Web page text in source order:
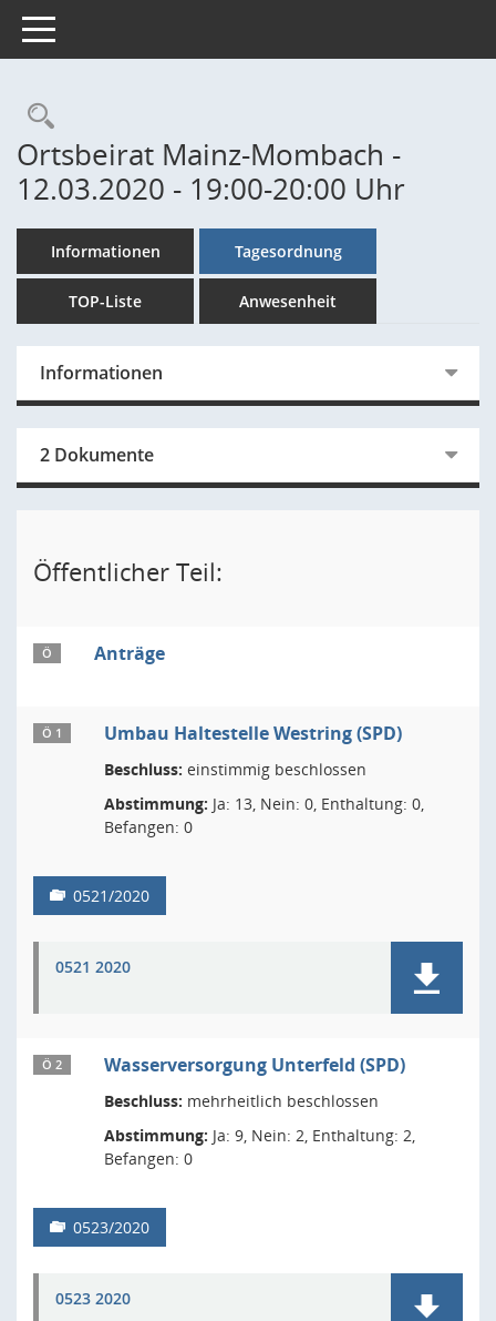
Toggle navigation
Rechercheauswahl
Ortsbeirat Mainz-Mombach -
12.03.2020 - 19:00-20:00 Uhr
Informationen Tagesordnung
TOP-Liste Anwesenheit
Informationen
2 Dokumente
Öffentlicher Teil:
Ö Anträge
Ö 1 Umbau Haltestelle Westring (SPD)
Beschluss: einstimmig beschlossen
Abstimmung: Ja: 13, Nein: 0, Enthaltung: 0,
Befangen: 0
0521/2020
0521 2020
Ö 2 Wasserversorgung Unterfeld (SPD)
Beschluss: mehrheitlich beschlossen
Abstimmung: Ja: 9, Nein: 2, Enthaltung: 2,
Befangen: 0
0523/2020
0523 2020